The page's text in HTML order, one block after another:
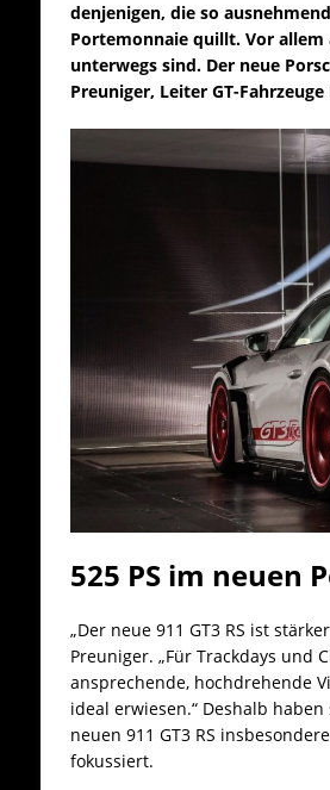
denjenigen, die so
Portemonnaie quillt. Vor allem
unterwegs sind. Der neue
Preuniger, Leiter GT-
525 PS im neuen
„Der neue 911 GT3 RS ist
Preuniger. „Für Trackdays und
ansprechende, hochdrehende
ideal erwiesen.“ Deshalb
neuen 911 GT3 RS
fokussiert.